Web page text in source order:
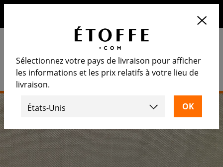
Sélectionnez votre pays de livraison pour afficher
les informations et les prix relatifs à votre lieu de
livraison.